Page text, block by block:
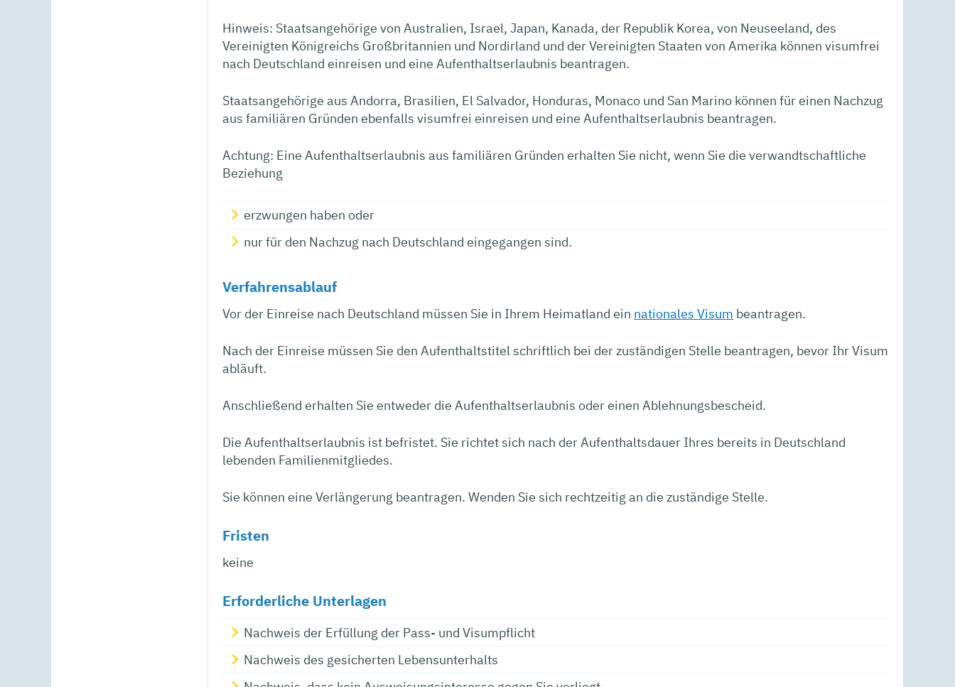
Hinweis: Staatsangehörige von Australien, Israel, Japan, Kanada, der Republik Korea, von Neuseeland, des
Vereinigten Königreichs Großbritannien und Nordirland und der Vereinigten Staaten von Amerika können visumfrei
nach Deutschland einreisen und eine Aufenthaltserlaubnis beantragen.
Staatsangehörige aus Andorra, Brasilien, El Salvador, Honduras, Monaco und San Marino können für einen Nachzug
aus familiären Gründen ebenfalls visumfrei einreisen und eine Aufenthaltserlaubnis beantragen.
Achtung: Eine Aufenthaltserlaubnis aus familiären Gründen erhalten Sie nicht, wenn Sie die verwandtschaftliche
Beziehung
erzwungen haben oder
nur für den Nachzug nach Deutschland eingegangen sind.
Verfahrensablauf
Vor der Einreise nach Deutschland müssen Sie in Ihrem Heimatland ein nationales Visum beantragen.
Nach der Einreise müssen Sie den Aufenthaltstitel schriftlich bei der zuständigen Stelle beantragen, bevor Ihr Visum
abläuft.
Anschließend erhalten Sie entweder die Aufenthaltserlaubnis oder einen Ablehnungsbescheid.
Die Aufenthaltserlaubnis ist befristet. Sie richtet sich nach der Aufenthaltsdauer Ihres bereits in Deutschland
lebenden Familienmitgliedes.
Sie können eine Verlängerung beantragen. Wenden Sie sich rechtzeitig an die zuständige Stelle.
Fristen
keine
Erforderliche Unterlagen
Nachweis der Erfüllung der Pass- und Visumpflicht
Nachweis des gesicherten Lebensunterhalts